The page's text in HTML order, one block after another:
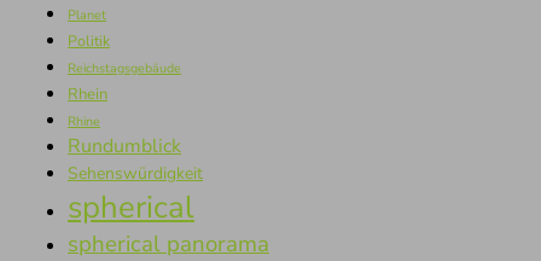
Planet
Politik
Reichstagsgebäude
Rhein
Rhine
Rundumblick
Sehenswürdigkeit
spherical
spherical panorama